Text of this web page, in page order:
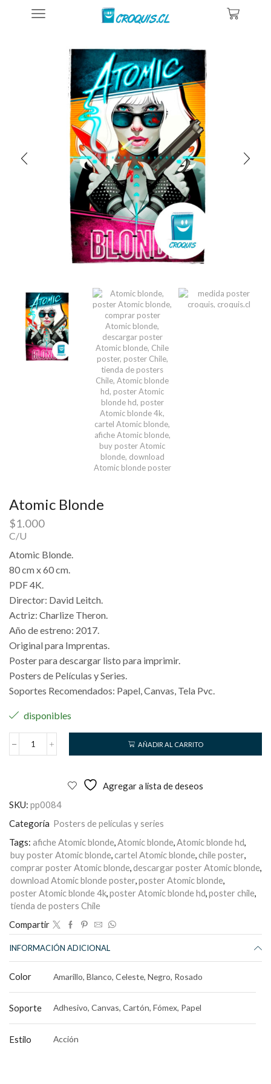
Posters De Películas Y Series
Atomic Blonde
$1.000
C/U
Atomic Blonde.
80 cm x 60 cm.
PDF 4K.
Director: David Leitch.
Actriz: Charlize Theron.
Año de estreno: 2017.
Original para Imprentas.
Poster para descargar listo para imprimir.
Posters de Películas y Series.
Soportes Recomendados: Papel, Canvas, Tela Pvc.
disponibles
Atomic
AÑADIR AL CARRITO
Agregar a lista de deseos
SKU: pp0084
Categoría Posters de películas y series
Tags: afiche Atomic blonde,Atomic blonde,Atomic blonde hd,
buy poster Atomic blonde, cartel Atomic blonde, chile poster,
comprar poster Atomic blonde,descargar poster Atomic blonde,
download Atomic blonde poster,poster Atomic blonde,
poster Atomic blonde 4k,poster Atomic blonde hd,poster chile,
tienda de posters Chile
Compartir
INFORMACIÓN ADICIONAL
Color Amarillo, Blanco, Celeste, Negro, Rosado
Soporte Adhesivo, Canvas, Cartón, Fómex, Papel
Estilo Acción